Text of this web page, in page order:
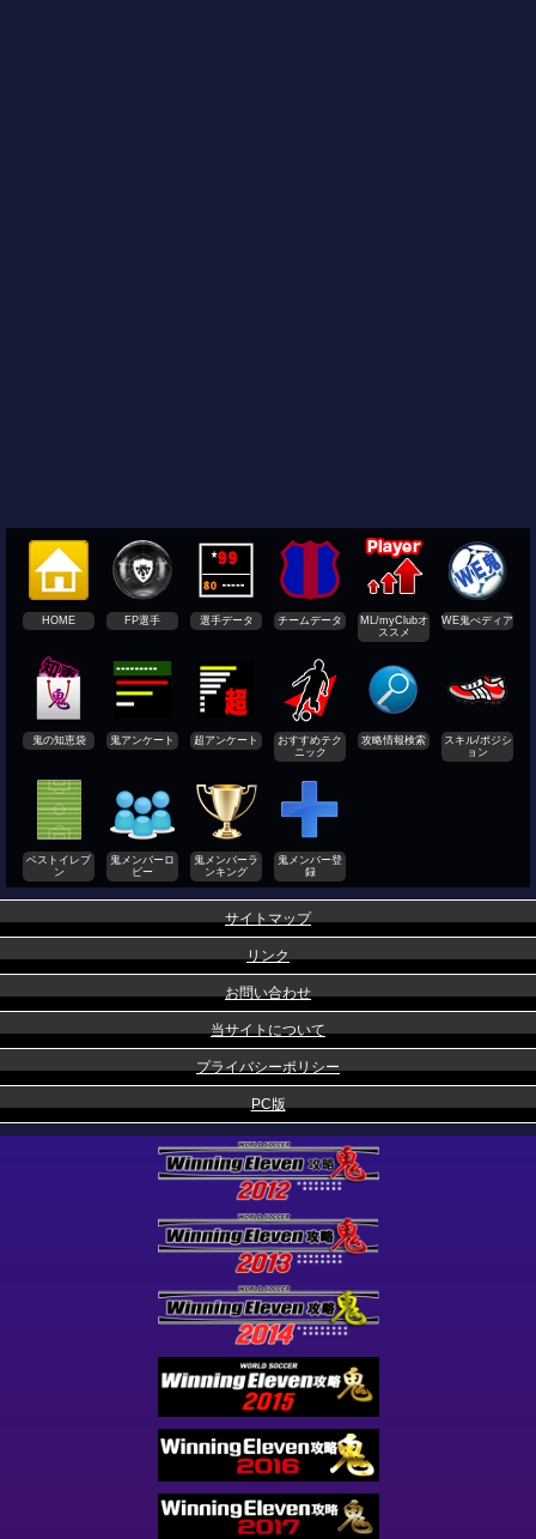
HOME FP選手 選手データ チームデータ
ML/myClubオ
ススメ
WE鬼ぺディア
鬼の知恵袋 鬼アンケート 超アンケート
おすすめテク
ニック
攻略情報検索
スキル/ポジシ
ョン
ベストイレブ
ン
鬼メンバーロ
ビー
鬼メンバーラ
ンキング
鬼メンバー登
録
サイトマップ
リンク
お問い合わせ
当サイトについて
プライバシーポリシー
PC版